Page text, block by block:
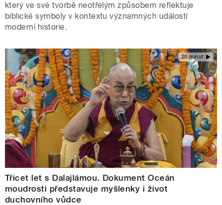
který ve své tvorbě neotřelým způsobem reflektuje
biblické symboly v kontextu významných událostí
moderní historie.
26 minut
Třicet let s Dalajlámou. Dokument Oceán
moudrosti představuje myšlenky i život
duchovního vůdce